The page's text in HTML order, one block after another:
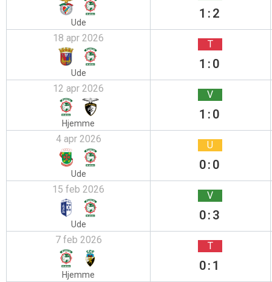
Ude
1:2
18 apr 2026
Ude
T
1:0
12 apr 2026
Hjemme
V
1:0
4 apr 2026
Ude
U
0:0
15 feb 2026
Ude
V
0:3
7 feb 2026
Hjemme
T
0:1